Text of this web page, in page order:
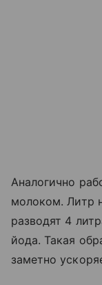
Аналогично
молоком. Литр
разводят 4
йода. Такая
заметно